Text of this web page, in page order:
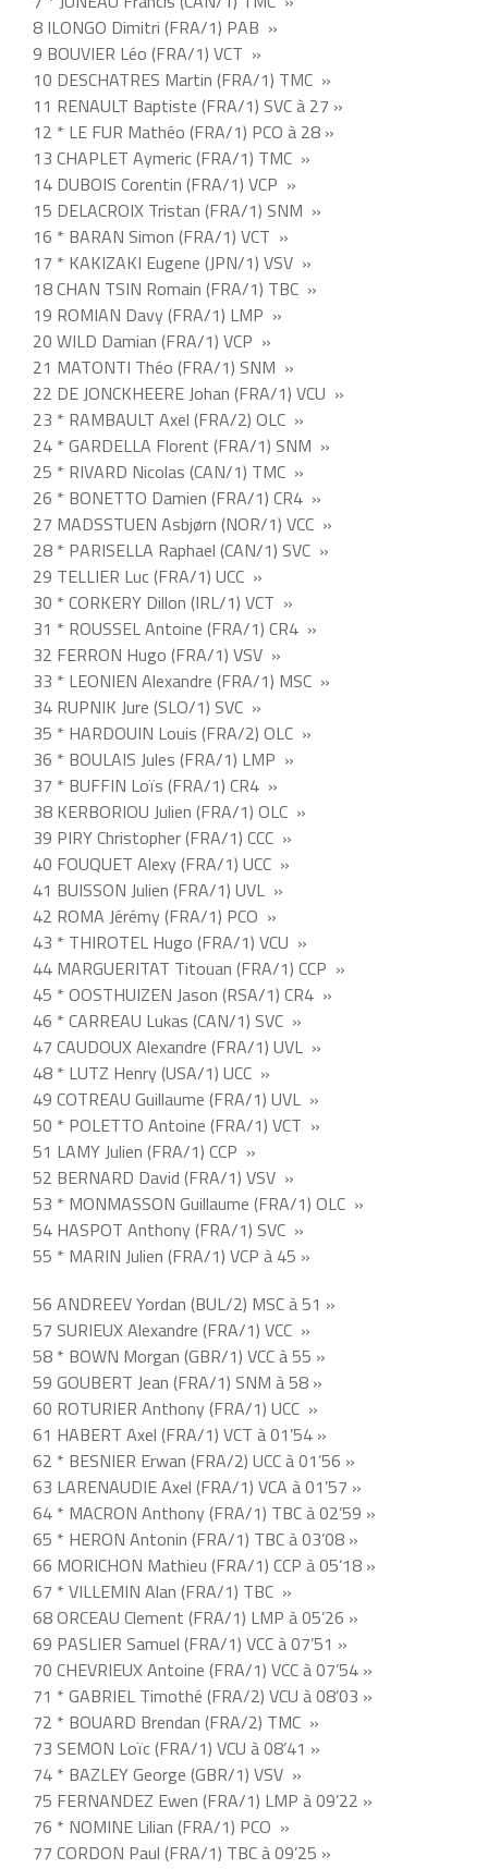
8 ILONGO Dimitri (FRA/1) PAB »
9 BOUVIER Léo (FRA/1) VCT »
10 DESCHATRES Martin (FRA/1) TMC »
11 RENAULT Baptiste (FRA/1) SVC à 27 »
12 * LE FUR Mathéo (FRA/1) PCO à 28 »
13 CHAPLET Aymeric (FRA/1) TMC »
14 DUBOIS Corentin (FRA/1) VCP »
15 DELACROIX Tristan (FRA/1) SNM »
16 * BARAN Simon (FRA/1) VCT »
17 * KAKIZAKI Eugene (JPN/1) VSV »
18 CHAN TSIN Romain (FRA/1) TBC »
19 ROMIAN Davy (FRA/1) LMP »
20 WILD Damian (FRA/1) VCP »
21 MATONTI Théo (FRA/1) SNM »
22 DE JONCKHEERE Johan (FRA/1) VCU »
23 * RAMBAULT Axel (FRA/2) OLC »
24 * GARDELLA Florent (FRA/1) SNM »
25 * RIVARD Nicolas (CAN/1) TMC »
26 * BONETTO Damien (FRA/1) CR4 »
27 MADSSTUEN Asbjørn (NOR/1) VCC »
28 * PARISELLA Raphael (CAN/1) SVC »
29 TELLIER Luc (FRA/1) UCC »
30 * CORKERY Dillon (IRL/1) VCT »
31 * ROUSSEL Antoine (FRA/1) CR4 »
32 FERRON Hugo (FRA/1) VSV »
33 * LEONIEN Alexandre (FRA/1) MSC »
34 RUPNIK Jure (SLO/1) SVC »
35 * HARDOUIN Louis (FRA/2) OLC »
36 * BOULAIS Jules (FRA/1) LMP »
37 * BUFFIN Loïs (FRA/1) CR4 »
38 KERBORIOU Julien (FRA/1) OLC »
39 PIRY Christopher (FRA/1) CCC »
40 FOUQUET Alexy (FRA/1) UCC »
41 BUISSON Julien (FRA/1) UVL »
42 ROMA Jérémy (FRA/1) PCO »
43 * THIROTEL Hugo (FRA/1) VCU »
44 MARGUERITAT Titouan (FRA/1) CCP »
45 * OOSTHUIZEN Jason (RSA/1) CR4 »
46 * CARREAU Lukas (CAN/1) SVC »
47 CAUDOUX Alexandre (FRA/1) UVL »
48 * LUTZ Henry (USA/1) UCC »
49 COTREAU Guillaume (FRA/1) UVL »
50 * POLETTO Antoine (FRA/1) VCT »
51 LAMY Julien (FRA/1) CCP »
52 BERNARD David (FRA/1) VSV »
53 * MONMASSON Guillaume (FRA/1) OLC »
54 HASPOT Anthony (FRA/1) SVC »
55 * MARIN Julien (FRA/1) VCP à 45 »
56 ANDREEV Yordan (BUL/2) MSC à 51 »
57 SURIEUX Alexandre (FRA/1) VCC »
58 * BOWN Morgan (GBR/1) VCC à 55 »
59 GOUBERT Jean (FRA/1) SNM à 58 »
60 ROTURIER Anthony (FRA/1) UCC »
61 HABERT Axel (FRA/1) VCT à 01’54 »
62 * BESNIER Erwan (FRA/2) UCC à 01’56 »
63 LARENAUDIE Axel (FRA/1) VCA à 01’57 »
64 * MACRON Anthony (FRA/1) TBC à 02’59 »
65 * HERON Antonin (FRA/1) TBC à 03’08 »
66 MORICHON Mathieu (FRA/1) CCP à 05’18 »
67 * VILLEMIN Alan (FRA/1) TBC »
68 ORCEAU Clement (FRA/1) LMP à 05’26 »
69 PASLIER Samuel (FRA/1) VCC à 07’51 »
70 CHEVRIEUX Antoine (FRA/1) VCC à 07’54 »
71 * GABRIEL Timothé (FRA/2) VCU à 08’03 »
72 * BOUARD Brendan (FRA/2) TMC »
73 SEMON Loïc (FRA/1) VCU à 08’41 »
74 * BAZLEY George (GBR/1) VSV »
75 FERNANDEZ Ewen (FRA/1) LMP à 09’22 »
76 * NOMINE Lilian (FRA/1) PCO »
77 CORDON Paul (FRA/1) TBC à 09’25 »